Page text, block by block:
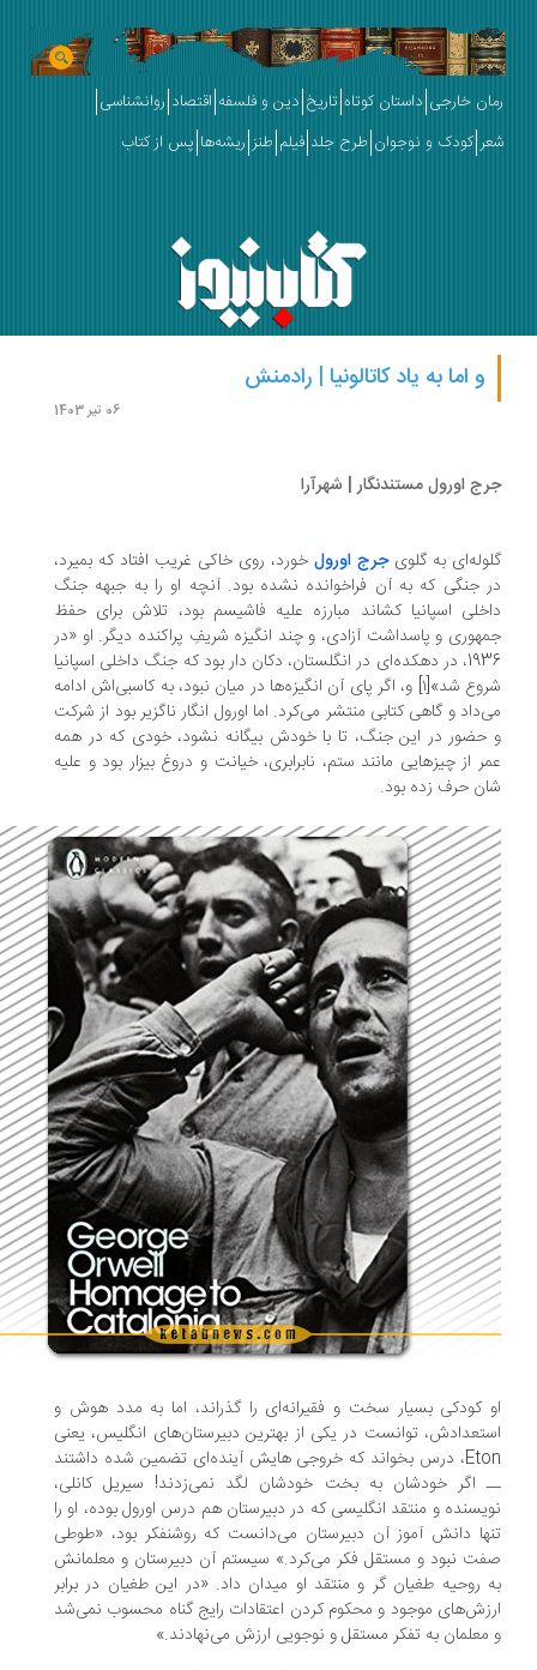
خارجی داستان کوتاه تاریخ دین و فلسفه اقتصاد روانشناسی
کودک و نوجوان طرح جلد فیلم طنز ریشه‌ها پس از کتاب
و اما به یاد کاتالونیا | رادمنش
اورول مستندنگار | شهرآرا
به گلوی جرج اورولخورد، روی خاکی غریب افتاد که بمیرد،
جنگی که به آن فراخوانده نشده بود. آنچه او را به جبهه جنگ
اسپانیا کشاند مبارزه علیه فاشیسم بود، تلاش برای حفظ
و پاسداشت آزادی، و چند انگیزه شریفِ پراکنده دیگر. او «در
1936، در دهکده‌ای در انگلستان، دکان دار بود که جنگ داخلی اسپانیا
شروع شد»[۱] و، اگر پای آن انگیزه‌ها در میان نبود، به کاسبی‌اش ادامه
و گاهی کتابی منتشر می‌کرد. اما اورول انگار ناگزیر بود از شرکت
حضور در این جنگ، تا با خودش بیگانه نشود، خودی که در همه
از چیزهایی مانند ستم، نابرابری، خیانت و دروغ بیزار بود و علیه
حرف زده بود.
کودکی بسیار سخت و فقیرانه‌ای را گذراند، اما به مدد هوش و
توانست در یکی از بهترین دبیرستان‌های انگلیس، یعنی
Eton، درس بخواند که خروجی هایش آینده‌ای تضمین شده داشتند
اگر خودشان به بخت خودشان لگد نمی‌زدند! سیریل کانلی،
و منتقد انگلیسی که در دبیرستان هم درس اورول بوده، او را
دانش آموز آن دبیرستان می‌دانست که روشنفکر بود، «طوطی
نبود و مستقل فکر می‌کرد.» سیستم آن دبیرستان و معلمانش
روحیه طغیان گر و منتقد او میدان داد. «در این طغیان در برابر
موجود و محکوم کردن اعتقادات رایج گناه محسوب نمی‌شد
به تفکر مستقل و نوجویی ارزش می‌نهادند.»